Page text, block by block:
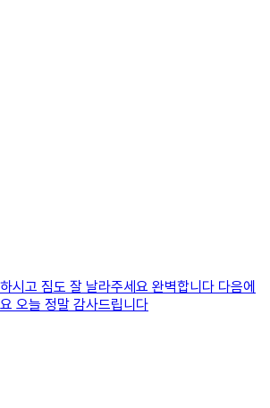
시고 짐도 잘 날라주세요 완벽합니다 다음에
오늘 정말 감사드립니다